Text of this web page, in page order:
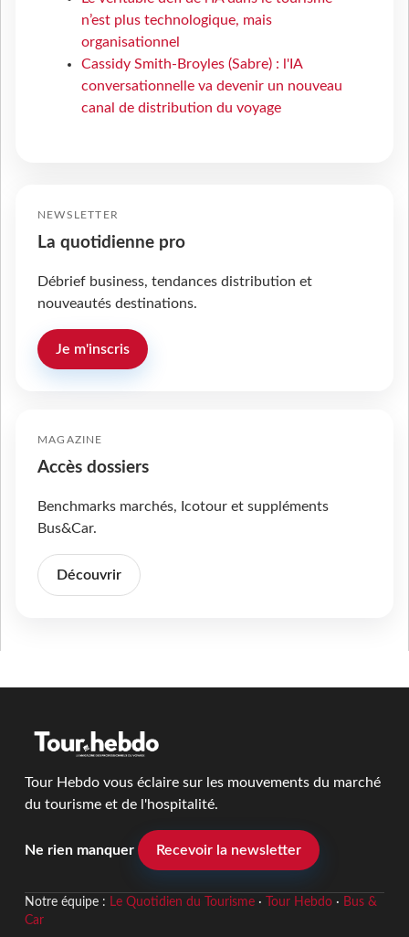
n’est plus technologique, mais
organisationnel
Cassidy Smith-Broyles (Sabre) : l'IA
conversationnelle va devenir un nouveau
canal de distribution du voyage
NEWSLETTER
La quotidienne pro
Débrief business, tendances distribution et
nouveautés destinations.
Je m'inscris
MAGAZINE
Accès dossiers
Benchmarks marchés, Icotour et suppléments
Bus&Car.
Découvrir
Tour Hebdo vous éclaire sur les mouvements du marché
du tourisme et de l'hospitalité.
Ne rien manquer Recevoir la newsletter
Notre équipe : Le Quotidien du Tourisme· Tour Hebdo· Bus &
Car